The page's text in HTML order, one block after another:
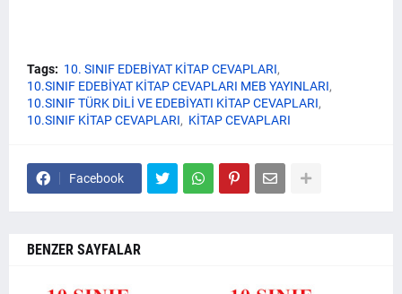
Tags: 10. SINIF EDEBİYAT KİTAP CEVAPLARI
10.SINIF EDEBİYAT KİTAP CEVAPLARI MEB YAYINLARI
10.SINIF TÜRK DİLİ VE EDEBİYATI KİTAP CEVAPLARI
10.SINIF KİTAP CEVAPLARI
KİTAP CEVAPLARI
Facebook
BENZER SAYFALAR